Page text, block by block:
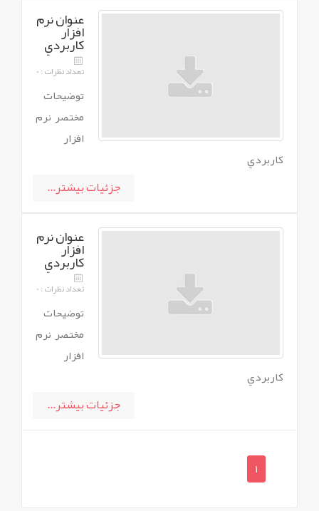
عنوان نرم
افزار
کاربردي
تعداد نظرات : 0
توضيحات
مختصر نرم
افزار
کاربردي
جزئیات بیشتر...
عنوان نرم
افزار
کاربردي
تعداد نظرات : 0
توضيحات
مختصر نرم
افزار
کاربردي
جزئیات بیشتر...
1